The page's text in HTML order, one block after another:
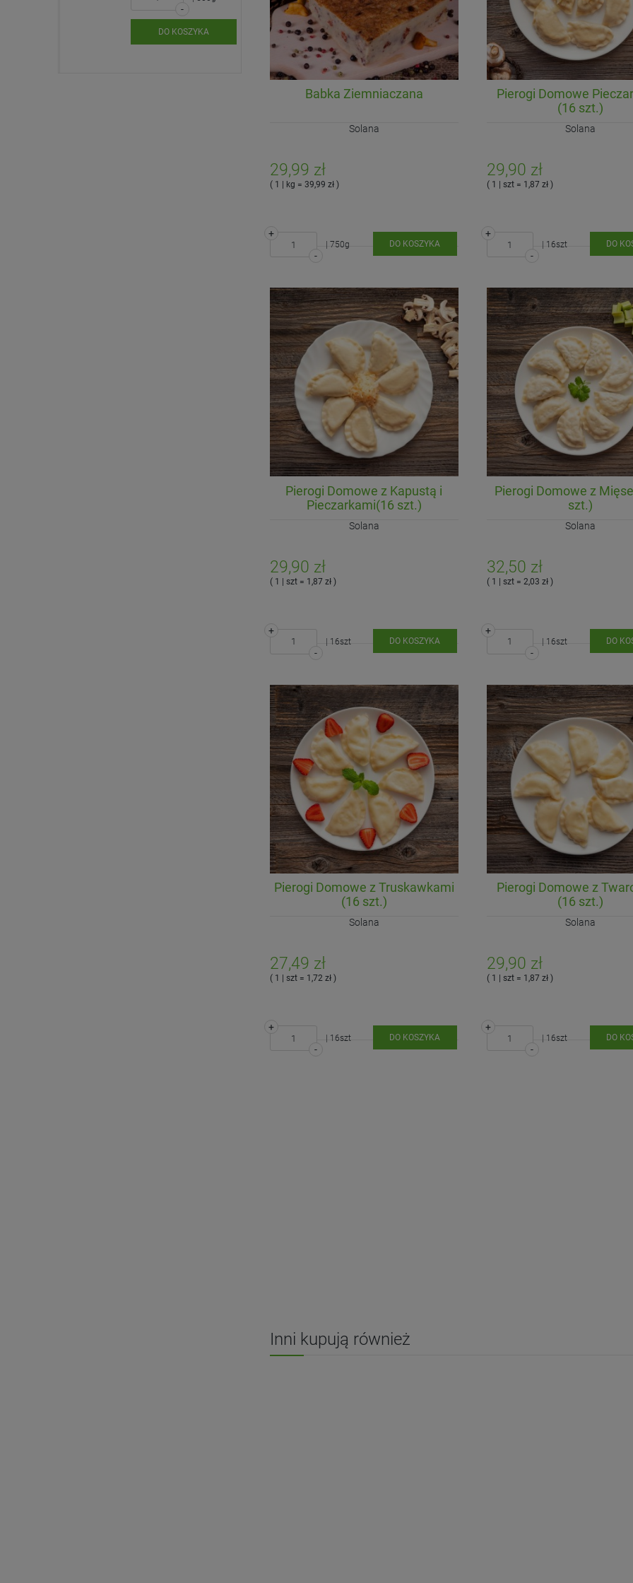
-
DO KOSZYKA
-
DO KOSZYKA
-
DO KOSZYKA
Babka Ziemniaczana
Solana
29,99 zł
( 1 | kg = 39,99 zł )
-
+
| 750g DO KOSZYKA
Pierogi Domowe
(16 szt.)
Solana
29,90 zł
( 1 | szt = 1,87 zł )
-
+
| 16szt DO
Pierogi Domowe z Kapustą i
Pieczarkami(16 szt.)
Solana
29,90 zł
( 1 | szt = 1,87 zł )
-
+
| 16szt DO KOSZYKA
Pierogi Domowe z
szt.)
Solana
32,50 zł
( 1 | szt = 2,03 zł )
-
+
| 16szt DO
Pierogi Domowe z Truskawkami
(16 szt.)
Solana
27,49 zł
( 1 | szt = 1,72 zł )
-
+
| 16szt DO KOSZYKA
Pierogi Domowe z
(16 szt.)
Solana
29,90 zł
( 1 | szt = 1,87 zł )
-
+
| 16szt DO
Inni kupują również